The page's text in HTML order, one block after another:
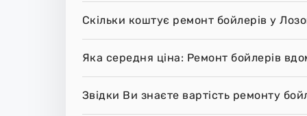
Скільки коштує ремонт бойлерів у
Яка середня ціна: Ремонт бойлерів
Звідки Ви знаєте вартість ремонту